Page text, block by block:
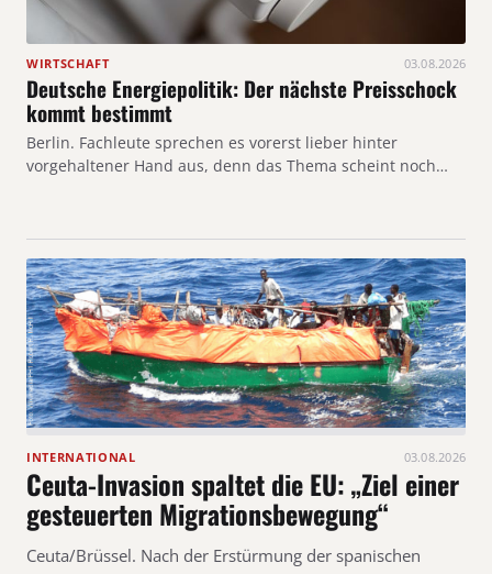
WIRTSCHAFT 03.08.2026
Deutsche Energiepolitik: Der nächste Preisschock
kommt bestimmt
Berlin. Fachleute sprechen es vorerst lieber hinter
vorgehaltener Hand aus, denn das Thema scheint noch…
INTERNATIONAL 03.08.2026
Ceuta-Invasion spaltet die EU: „Ziel einer
gesteuerten Migrationsbewegung“
Ceuta/Brüssel. Nach der Erstürmung der spanischen